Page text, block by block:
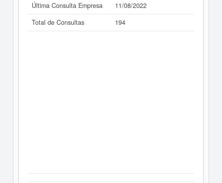
Última Consulta Empresa
11/08/2022
Total de Consultas
194